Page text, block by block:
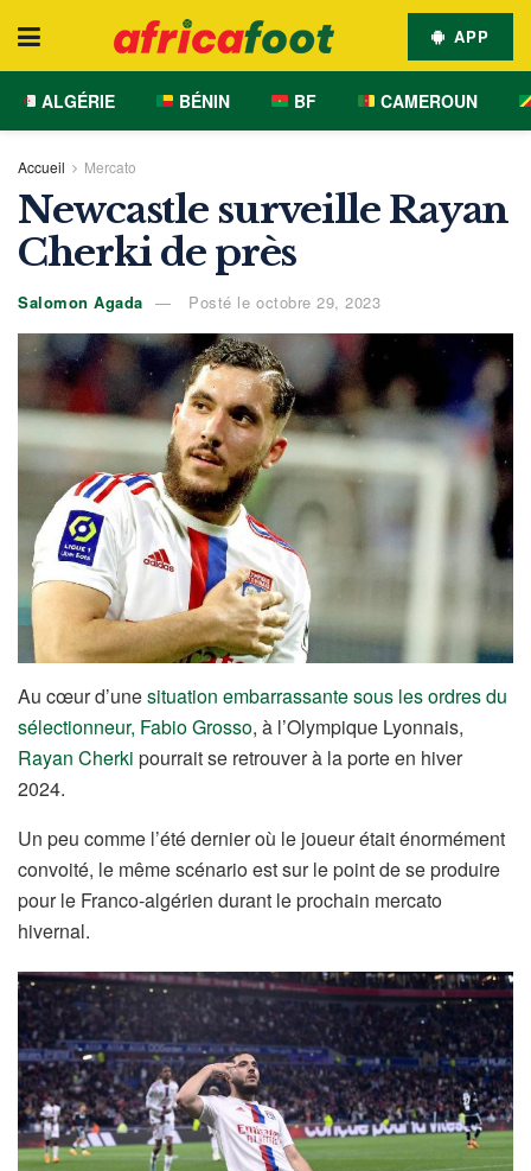
APP
ALGÉRIE BÉNIN BF CAMEROUN
Accueil Mercato
Newcastle surveille Rayan
Cherki de près
Salomon Agada Posté le octobre 29, 2023
Au cœur d’unesituation embarrassante sous les ordres du
sélectionneur, Fabio Grosso, à l’Olympique Lyonnais,
Rayan Cherki pourrait se retrouver à la porte en hiver
2024.
Un peu comme l’été dernier où le joueur était énormément
convoité, le même scénario est sur le point de se produire
pour le Franco-algérien durant le prochain mercato
hivernal.